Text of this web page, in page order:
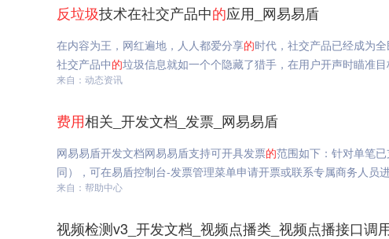
反垃圾技术在社交产品中的应用_网易易盾
在内容为王，网红遍地，人人都爱分享的时代，社交产品已经成为
社交产品中的垃圾信息就如一个个隐藏了猎手，在用户开声时瞄准目
来自：动态资讯
费用相关_开发文档_发票_网易易盾
网易易盾开发文档网易易盾支持可开具发票的范围如下：针对单笔
同），可在易盾控制台-发票管理菜单申请开票或联系专属商务人员进
来自：帮助中心
视频检测v3_开发文档_视频点播类_视频点播接口调